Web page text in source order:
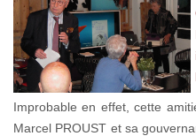
Improbable en effet, cette
Marcel PROUST et sa